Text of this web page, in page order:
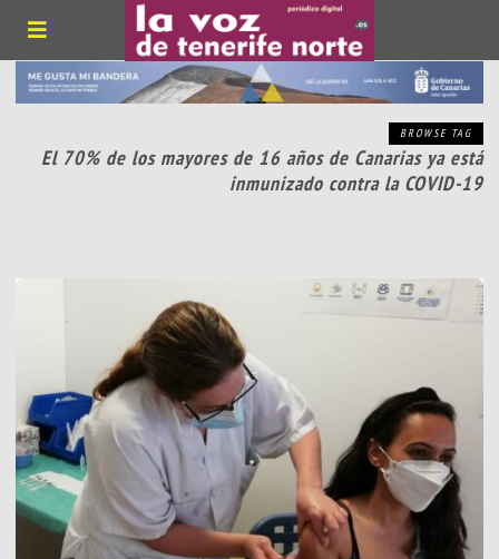
BROWSE TAG
El 70% de los mayores de 16 años de Canarias ya está
inmunizado contra la COVID-19